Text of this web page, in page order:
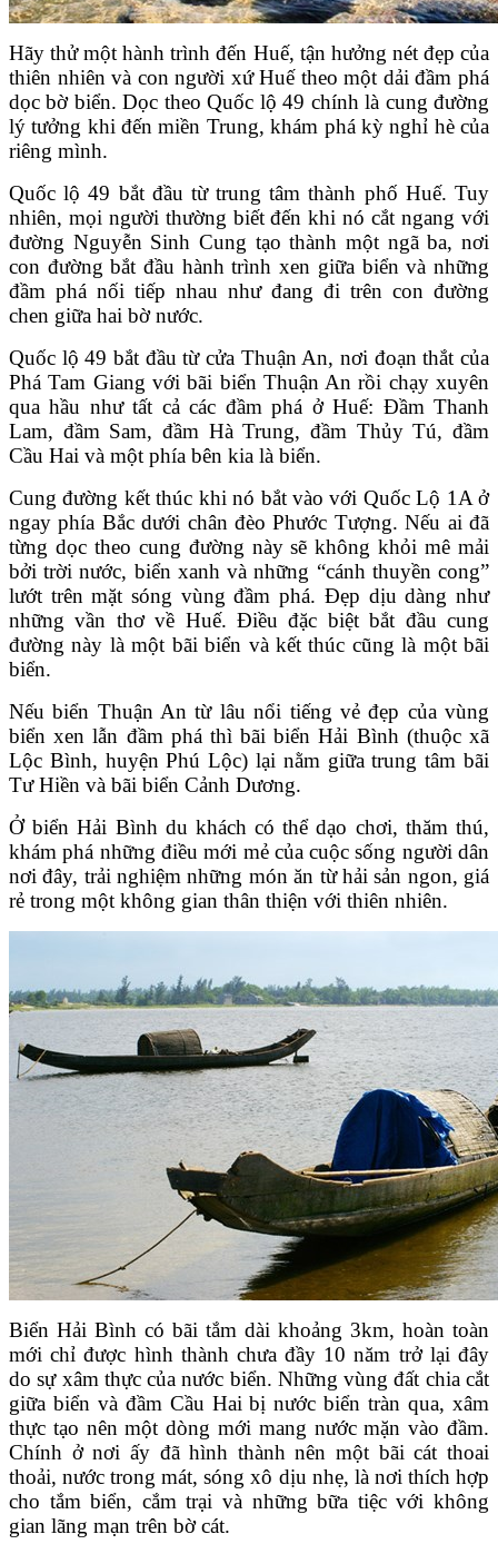
Hãy thử một hành trình đến Huế, tận hưởng nét đẹp của
thiên nhiên và con người xứ Huế theo một dải đầm phá
dọc bờ biển. Dọc theo Quốc lộ 49 chính là cung đường
lý tưởng khi đến miền Trung, khám phá kỳ nghỉ hè của
riêng mình.
Quốc lộ 49 bắt đầu từ trung tâm thành phố Huế. Tuy
nhiên, mọi người thường biết đến khi nó cắt ngang với
đường Nguyễn Sinh Cung tạo thành một ngã ba, nơi
con đường bắt đầu hành trình xen giữa biển và những
đầm phá nối tiếp nhau như đang đi trên con đường
chen giữa hai bờ nước.
Quốc lộ 49 bắt đầu từ cửa Thuận An, nơi đoạn thắt của
Phá Tam Giang với bãi biển Thuận An rồi chạy xuyên
qua hầu như tất cả các đầm phá ở Huế: Đầm Thanh
Lam, đầm Sam, đầm Hà Trung, đầm Thủy Tú, đầm
Cầu Hai và một phía bên kia là biển.
Cung đường kết thúc khi nó bắt vào với Quốc Lộ 1A ở
ngay phía Bắc dưới chân đèo Phước Tượng. Nếu ai đã
từng dọc theo cung đường này sẽ không khỏi mê mải
bởi trời nước, biển xanh và những “cánh thuyền cong”
lướt trên mặt sóng vùng đầm phá. Đẹp dịu dàng như
những vần thơ về Huế. Điều đặc biệt bắt đầu cung
đường này là một bãi biển và kết thúc cũng là một bãi
biển.
Nếu biển Thuận An từ lâu nổi tiếng vẻ đẹp của vùng
biển xen lẫn đầm phá thì bãi biển Hải Bình (thuộc xã
Lộc Bình, huyện Phú Lộc) lại nằm giữa trung tâm bãi
Tư Hiền và bãi biển Cảnh Dương.
Ở biển Hải Bình du khách có thể dạo chơi, thăm thú,
khám phá những điều mới mẻ của cuộc sống người dân
nơi đây, trải nghiệm những món ăn từ hải sản ngon, giá
rẻ trong một không gian thân thiện với thiên nhiên.
Biển Hải Bình có bãi tắm dài khoảng 3km, hoàn toàn
mới chỉ được hình thành chưa đầy 10 năm trở lại đây
do sự xâm thực của nước biển. Những vùng đất chia cắt
giữa biển và đầm Cầu Hai bị nước biển tràn qua, xâm
thực tạo nên một dòng mới mang nước mặn vào đầm.
Chính ở nơi ấy đã hình thành nên một bãi cát thoai
thoải, nước trong mát, sóng xô dịu nhẹ, là nơi thích hợp
cho tắm biển, cắm trại và những bữa tiệc với không
gian lãng mạn trên bờ cát.